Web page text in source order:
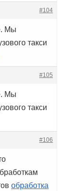
#104
Мы
такси
#105
Мы
такси
#106
обработка